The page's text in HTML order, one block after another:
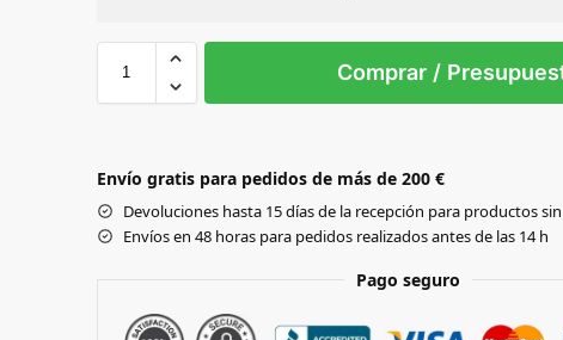
Black
DARK
OLIVE
DARK
GREY
Comprar /
Envío gratis para pedidos de más de 200 €
Devoluciones hasta 15 días de la recepción para productos
Envíos en 48 horas para pedidos realizados antes de las 14 h
Pago seguro